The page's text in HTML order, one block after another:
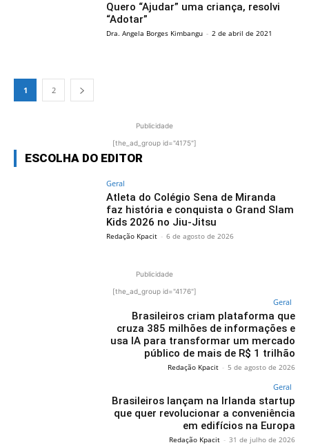
Quero “Ajudar” uma criança, resolvi
“Adotar”
Dra. Angela Borges Kimbangu - 2 de abril de 2021
1 2
Publicidade
[the_ad_group id="4175"]
ESCOLHA DO EDITOR
Geral
Atleta do Colégio Sena de Miranda
faz história e conquista o Grand Slam
Kids 2026 no Jiu-Jitsu
Redação Kpacit - 6 de agosto de 2026
Publicidade
[the_ad_group id="4176"]
Geral
Brasileiros criam plataforma que
cruza 385 milhões de informações e
usa IA para transformar um mercado
público de mais de R$ 1 trilhão
Redação Kpacit - 5 de agosto de 2026
Geral
Brasileiros lançam na Irlanda startup
que quer revolucionar a conveniência
em edifícios na Europa
Redação Kpacit - 31 de julho de 2026